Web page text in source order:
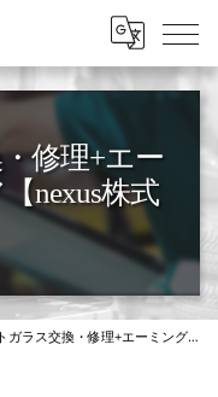
Menu
修理+エー
nexus株式
交換・修理+エーミング調整 アクア【nexus株式会社】